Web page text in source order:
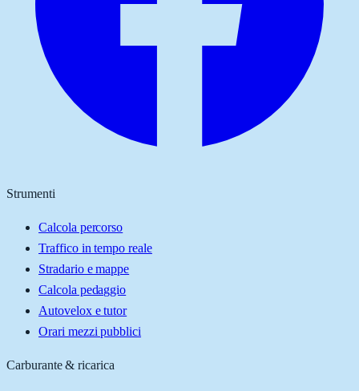
Strumenti
Calcola percorso
Traffico in tempo reale
Stradario e mappe
Calcola pedaggio
Autovelox e tutor
Orari mezzi pubblici
Carburante & ricarica